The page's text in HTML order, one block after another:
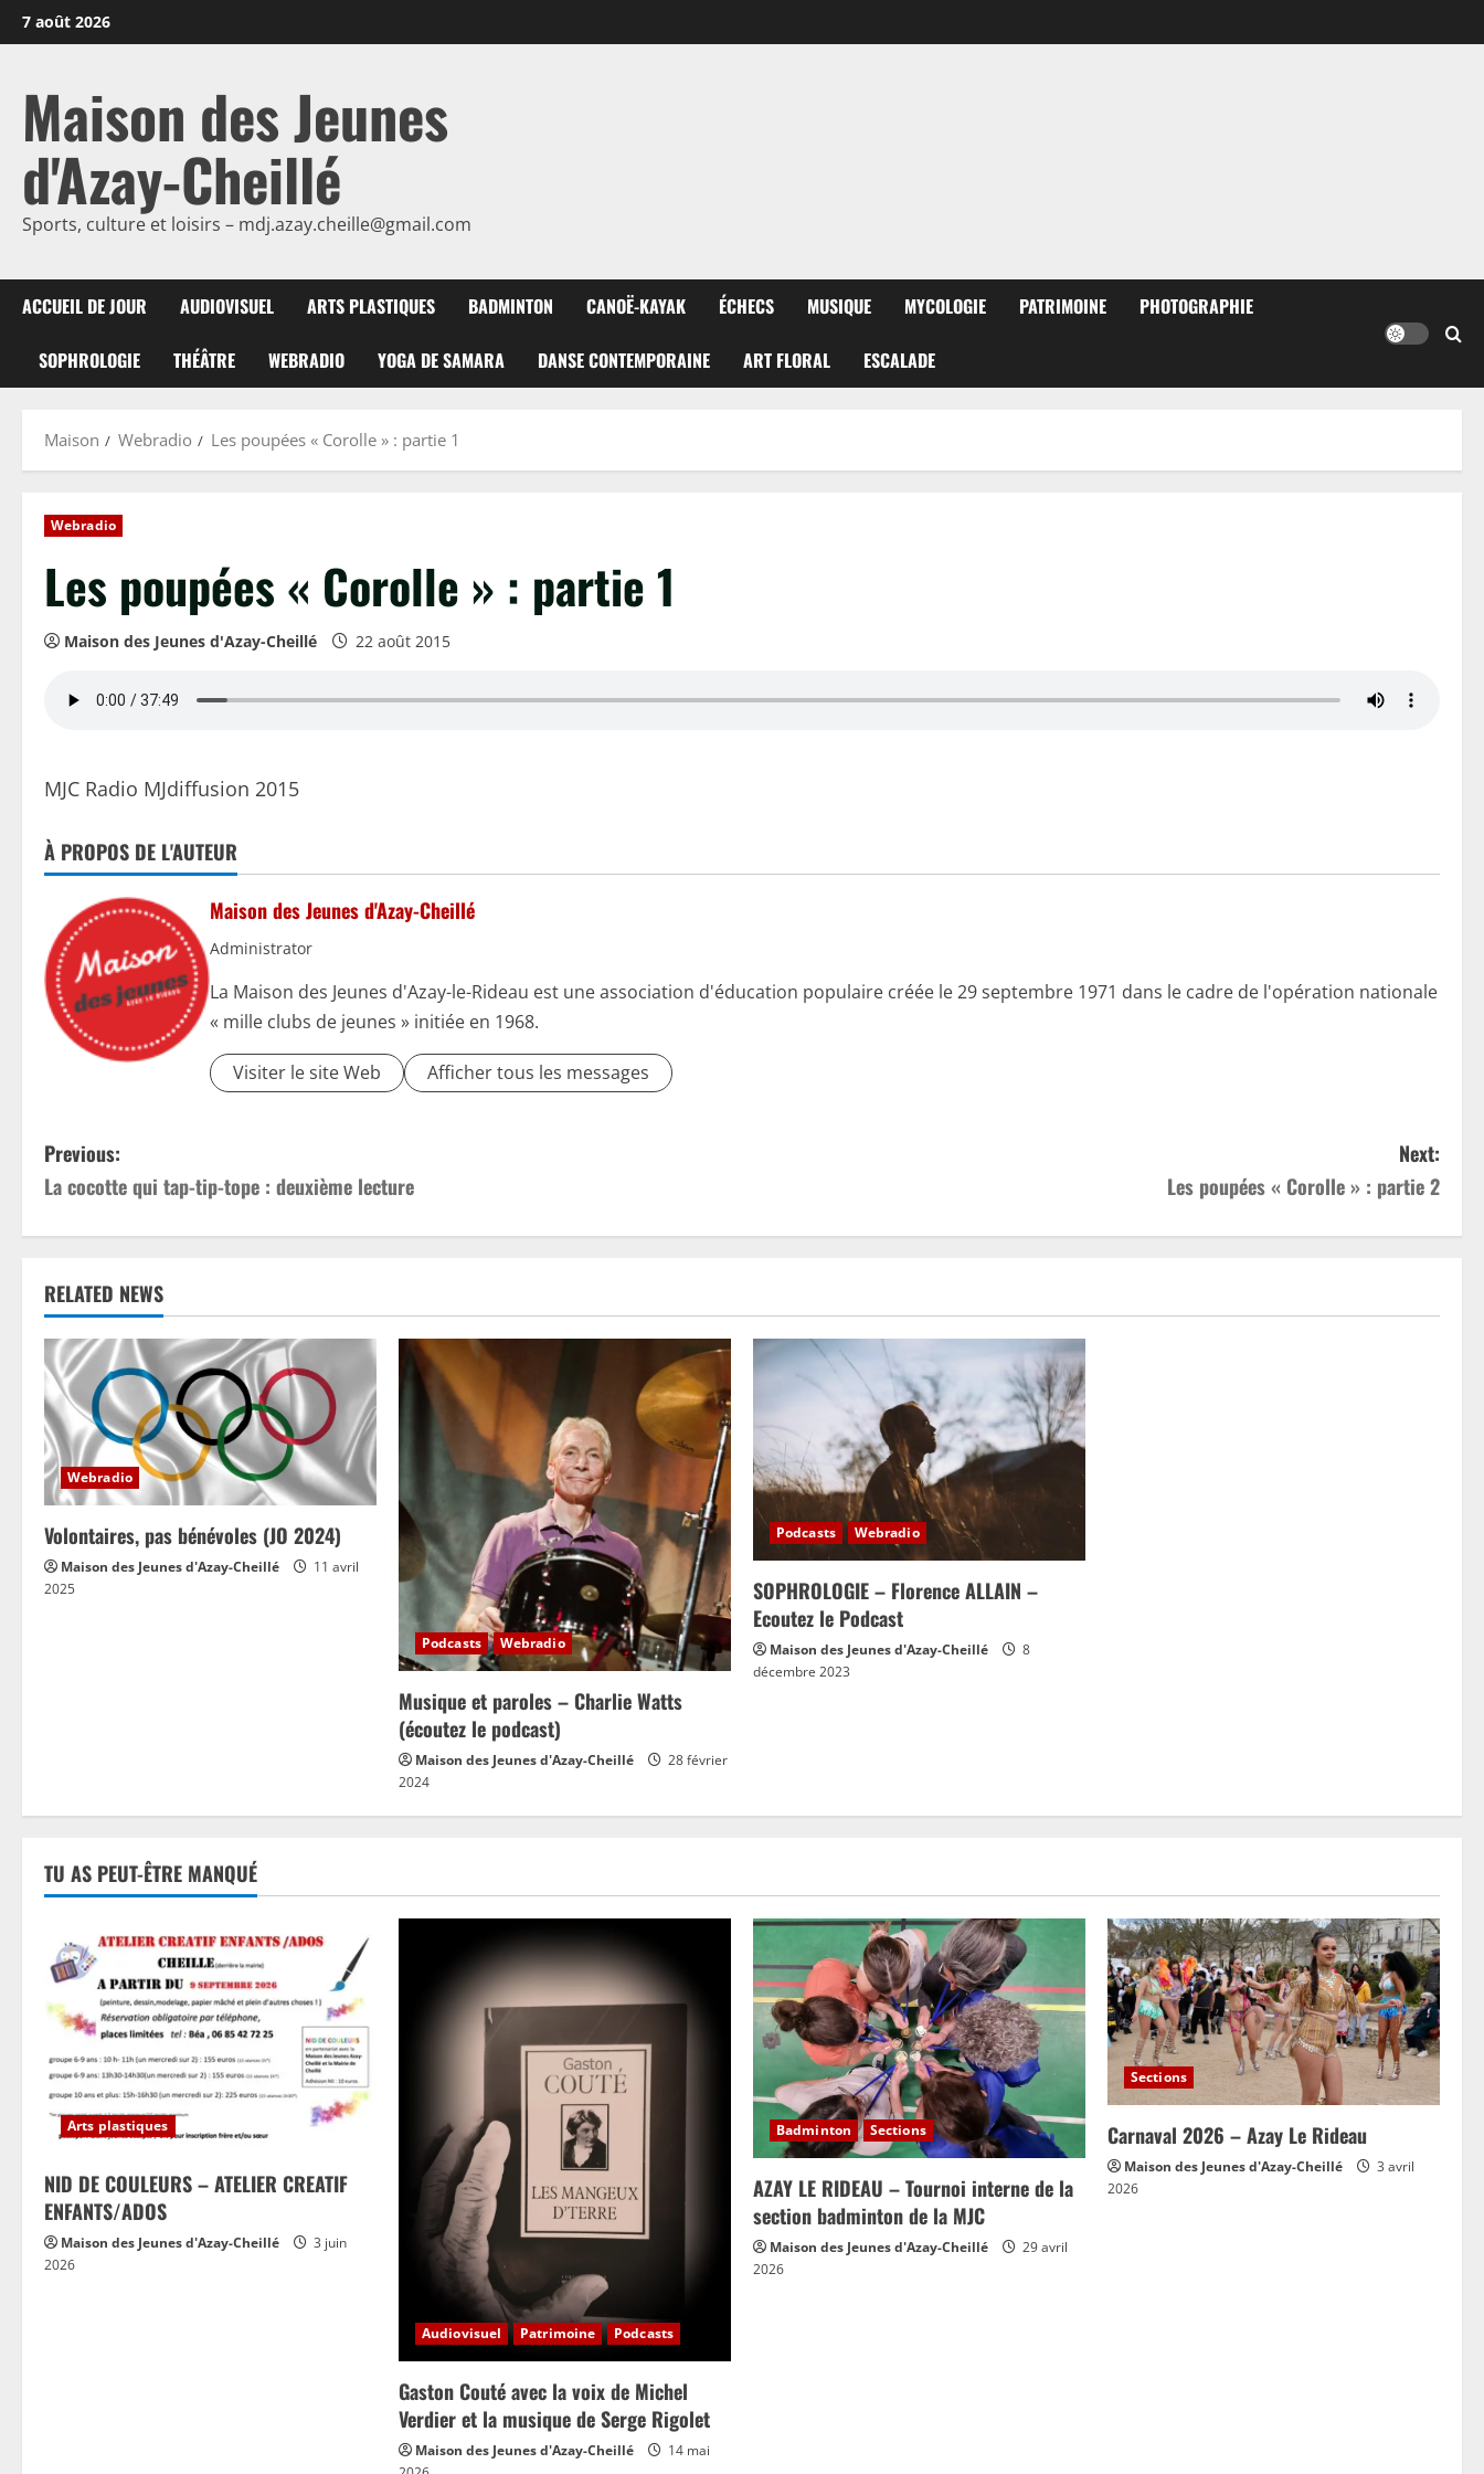
Passer
au
7 août 2026
Maison des Jeunes
d'Azay-Cheillé
Sports, culture et loisirs – mdj.azay.cheille@gmail.com
ACCUEIL DE JOUR AUDIOVISUEL ARTS PLASTIQUES BADMINTON CANOË-KAYAK ÉCHECS MUSIQUE MYCOLOGIE PATRIMOINE PHOTOGRAPHIE
SOPHROLOGIE THÉÂTRE WEBRADIO YOGA DE SAMARA DANSE CONTEMPORAINE ART FLORAL ESCALADE
Maison Webradio Les poupées « Corolle » : partie 1
Webradio
Les poupées « Corolle » : partie 1
Maison des Jeunes d'Azay-Cheillé 22 août 2015
MJC Radio MJdiffusion 2015
À PROPOS DE L'AUTEUR
Maison des Jeunes d'Azay-Cheillé
Administrator
La Maison des Jeunes d'Azay-le-Rideau est une association d'éducation populaire créée le 29 septembre 1971 dans le cadre de l'opération nationale
« mille clubs de jeunes » initiée en 1968.
Visiter le site Web Afficher tous les messages
P
o
s
t
n
a
v
i
g
a
Previous:
La cocotte qui tap-tip-tope : deuxième lecture
Next:
Les poupées « Corolle » : partie 2
RELATED NEWS
Webradio
Volontaires, pas bénévoles (JO 2024)
Maison des Jeunes d'Azay-Cheillé
11 avril
2025
Podcasts Webradio
Musique et paroles – Charlie Watts
(écoutez le podcast)
Maison des Jeunes d'Azay-Cheillé
28 février
2024
Podcasts Webradio
SOPHROLOGIE – Florence ALLAIN –
Ecoutez le Podcast
Maison des Jeunes d'Azay-Cheillé
8
décembre 2023
TU AS PEUT-ÊTRE MANQUÉ
Arts plastiques
NID DE COULEURS – ATELIER CREATIF
ENFANTS/ADOS
Maison des Jeunes d'Azay-Cheillé
3 juin
2026
Audiovisuel Patrimoine Podcasts
Gaston Couté avec la voix de Michel
Verdier et la musique de Serge Rigolet
Maison des Jeunes d'Azay-Cheillé
14 mai
Badminton Sections
AZAY LE RIDEAU – Tournoi interne de la
section badminton de la MJC
Maison des Jeunes d'Azay-Cheillé
29 avril
2026
Sections
Carnaval 2026 – Azay Le Rideau
Maison des Jeunes d'Azay-Cheillé
3 avril
2026